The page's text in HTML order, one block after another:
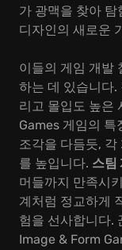
가 광맥을 찾아
디자인의 새로운
이들의 게임 개발
하는 데 있습니다.
리고 몰입도 높은
Games 게임의 특
조각을 다듬듯,
를 높입니다. 스팀
머들까지 만족시
계처럼 정교하게
험을 선사합니다.
Image & Form